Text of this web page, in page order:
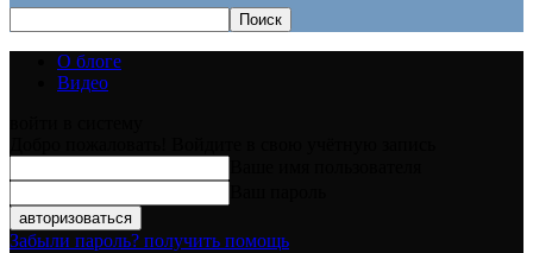
О блоге
Видео
Забыли пароль? получить помощь